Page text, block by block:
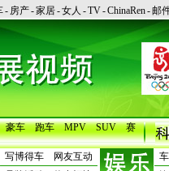
- 房产-家居-女人 -TV-ChinaRen-邮
豪车 跑车 MPV SUV
赛
写博得车
网友互动